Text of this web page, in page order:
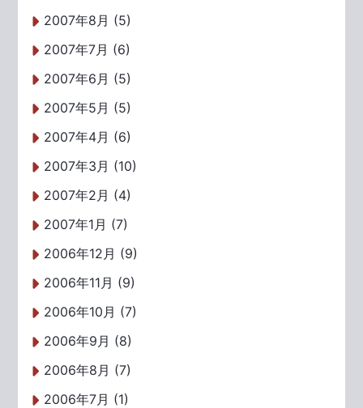
2007年8月 (5)
2007年7月 (6)
2007年6月 (5)
2007年5月 (5)
2007年4月 (6)
2007年3月 (10)
2007年2月 (4)
2007年1月 (7)
2006年12月 (9)
2006年11月 (9)
2006年10月 (7)
2006年9月 (8)
2006年8月 (7)
2006年7月 (1)